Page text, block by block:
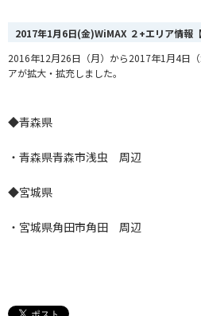
2017年1月6日(金)WiMAX ２+エリア情報【
2016年12月26日（月）から2017年1月4日
アが拡大・拡充しました。
◆青森県
・青森県青森市浅虫 周辺
◆宮城県
・宮城県角田市角田 周辺